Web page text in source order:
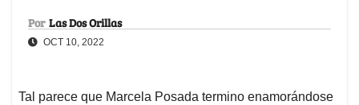
Por Las Dos Orillas
OCT 10, 2022
Tal parece que Marcela Posada termino enamorándose